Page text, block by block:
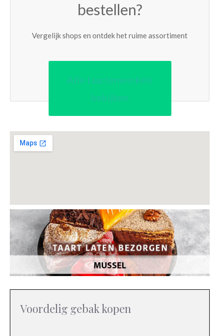
bestellen?
Vergelijk shops en ontdek het ruime assortiment
Alle taartenwinkels
bekijken
Voordelig gebak kopen